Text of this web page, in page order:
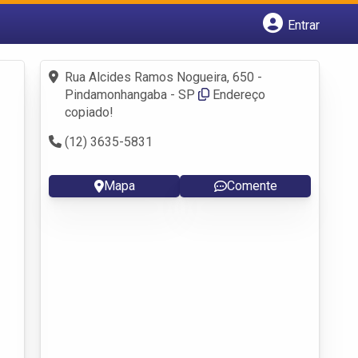
Entrar
Fazer login
Criar conta
Rua Alcides Ramos Nogueira, 650 -
Pindamonhangaba - SP
Endereço
copiado!
(12) 3635-5831
Mapa Comente